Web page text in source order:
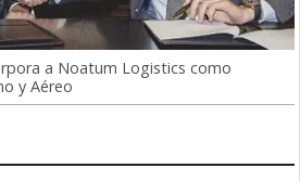
a Noatum Logistics como
y Aéreo